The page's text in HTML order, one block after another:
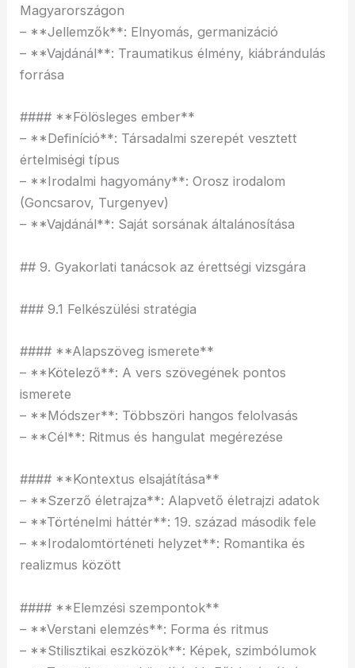
Magyarországon
– **Jellemzők**: Elnyomás, germanizáció
– **Vajdánál**: Traumatikus élmény, kiábrándulás
forrása
#### **Fölösleges ember**
– **Definíció**: Társadalmi szerepét vesztett
értelmiségi típus
– **Irodalmi hagyomány**: Orosz irodalom
(Goncsarov, Turgenyev)
– **Vajdánál**: Saját sorsának általánosítása
## 9. Gyakorlati tanácsok az érettségi vizsgára
### 9.1 Felkészülési stratégia
#### **Alapszöveg ismerete**
– **Kötelező**: A vers szövegének pontos
ismerete
– **Módszer**: Többszöri hangos felolvasás
– **Cél**: Ritmus és hangulat megérezése
#### **Kontextus elsajátítása**
– **Szerző életrajza**: Alapvető életrajzi adatok
– **Történelmi háttér**: 19. század második fele
– **Irodalomtörténeti helyzet**: Romantika és
realizmus között
#### **Elemzési szempontok**
– **Verstani elemzés**: Forma és ritmus
– **Stilisztikai eszközök**: Képek, szimbólumok